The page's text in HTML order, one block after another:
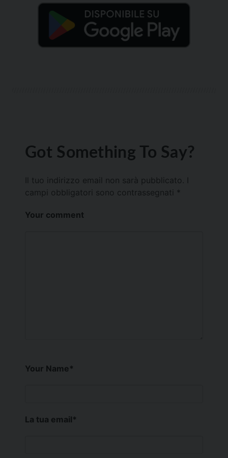
Got Something To Say?
Il tuo indirizzo email non sarà pubblicato.
campi obbligatori sono contrassegnati *
Your comment
Your Name*
La tua email*